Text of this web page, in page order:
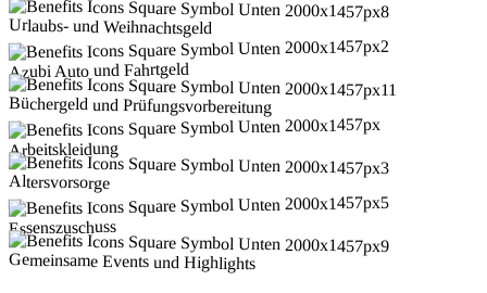
Urlaubs- und Weihnachtsgeld
Azubi Auto und Fahrtgeld
Büchergeld und Prüfungsvorbereitung
Arbeitskleidung
Altersvorsorge
Essenszuschuss
Gemeinsame Events und Highlights